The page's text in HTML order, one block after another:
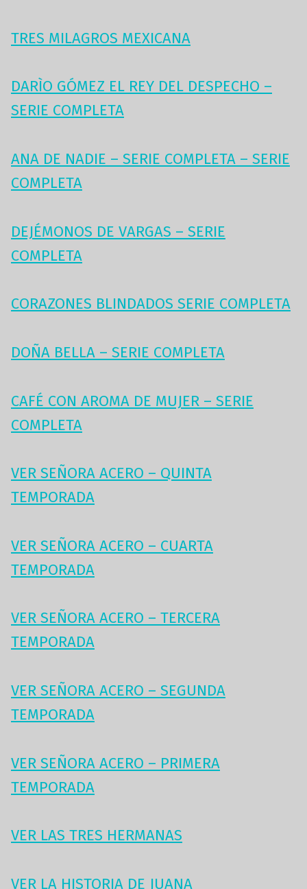
TRES MILAGROS MEXICANA
DARÌO GÓMEZ EL REY DEL DESPECHO –
SERIE COMPLETA
ANA DE NADIE – SERIE COMPLETA – SERIE
COMPLETA
DEJÉMONOS DE VARGAS – SERIE
COMPLETA
CORAZONES BLINDADOS SERIE COMPLETA
DOÑA BELLA – SERIE COMPLETA
CAFÉ CON AROMA DE MUJER – SERIE
COMPLETA
VER SEÑORA ACERO – QUINTA
TEMPORADA
VER SEÑORA ACERO – CUARTA
TEMPORADA
VER SEÑORA ACERO – TERCERA
TEMPORADA
VER SEÑORA ACERO – SEGUNDA
TEMPORADA
VER SEÑORA ACERO – PRIMERA
TEMPORADA
VER LAS TRES HERMANAS
VER LA HISTORIA DE JUANA